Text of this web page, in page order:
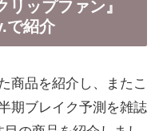
ップファン』
で紹介
商品を紹介し、またこ
期ブレイク予測を雑誌